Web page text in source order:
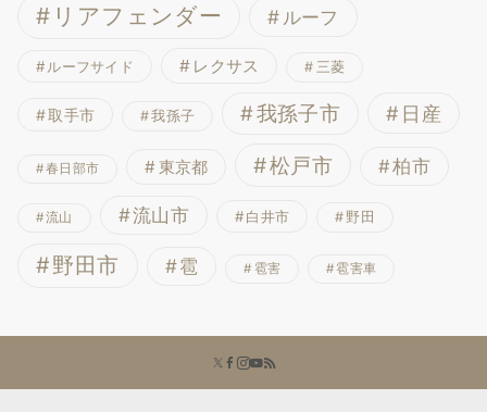
リアフェンダー ルーフ
ルーフサイド レクサス 三菱
取手市 我孫子 我孫子市 日産
春日部市 東京都 松戸市 柏市
流山 流山市 白井市 野田
野田市 雹 雹害 雹害車